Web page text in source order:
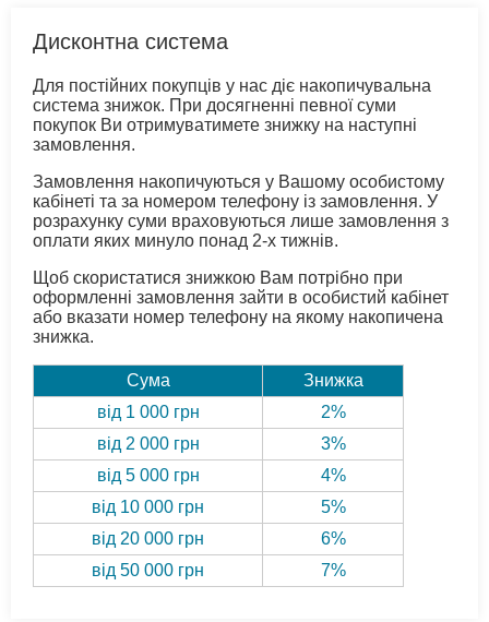
Дисконтна система
Для постійних покупців у нас діє накопичувальна
система знижок. При досягненні певної суми
покупок Ви отримуватимете знижку на наступні
замовлення.
Замовлення накопичуються у Вашому особистому
кабінеті та за номером телефону із замовлення. У
розрахунку суми враховуються лише замовлення з
оплати яких минуло понад 2-х тижнів.
Щоб скористатися знижкою Вам потрібно при
оформленні замовлення зайти в особистий кабінет
або вказати номер телефону на якому накопичена
знижка.
Сума
Знижка
від 1 000 грн
2%
від 2 000 грн
3%
від 5 000 грн
4%
від 10 000 грн
5%
від 20 000 грн
6%
від 50 000 грн
7%